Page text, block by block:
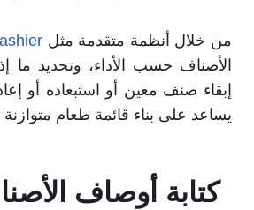
من خلال أنظمة متقدمة مثل
الأصناف حسب الأداء، وتحديد ما
إبقاء صنف معين أو استبعاده أو
يساعد على بناء قائمة طعام
كتابة أوصاف